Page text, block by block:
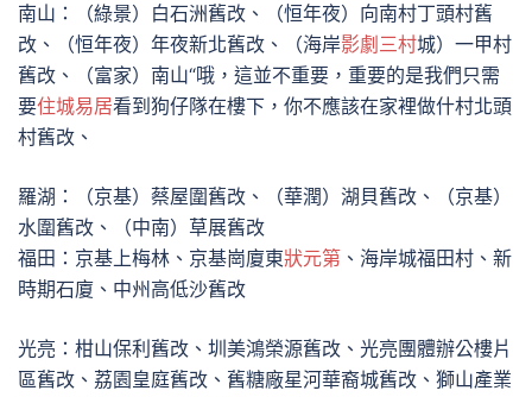
南山：（綠景）白石洲舊改、（恒年夜）向南村丁頭村舊
改、（恒年夜）年夜新北舊改、（海岸影劇三村城）一甲村
舊改、（富家）南山“哦，這並不重要，重要的是我們只需
要住城易居看到狗仔隊在樓下，你不應該在家裡做什村北頭
村舊改、
羅湖：（京基）蔡屋圍舊改、（華潤）湖貝舊改、（京基）
水圍舊改、（中南）草展舊改
福田：京基上梅林、京基崗廈東狀元第 、海岸城福田村、新
時期石廈、中州高低沙舊改
光亮：柑山保利舊改、圳美鴻榮源舊改、光亮團體辦公樓片
區舊改、荔園皇庭舊改、舊糖廠星河華裔城舊改、獅山產業